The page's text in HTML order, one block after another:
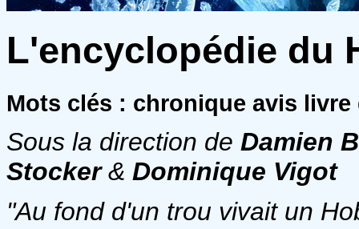
L'encyclopédie du
Mots clés : chronique avis
Sous la direction de Damien
Stocker& Dominique Vigot
"Au fond d'un trou vivait un